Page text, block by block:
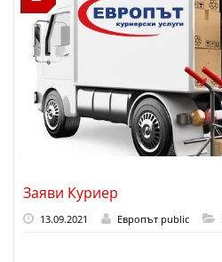
Заяви Куриер
13.09.2021 Европът public